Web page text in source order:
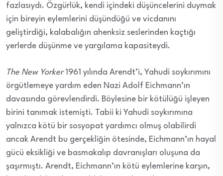
fazlasıydı. Özgürlük, kendi içindeki düşüncelerini duymak
için bireyin eylemlerini düşündüğü ve vicdanını
geliştirdiği, kalabalığın ahenksiz seslerinden kaçtığı
yerlerde düşünme ve yargılama kapasiteydi.
The New Yorker1961 yılında Arendt’i, Yahudi soykırımını
örgütlemeye yardım eden Nazi Adolf Eichmann’ın
davasında görevlendirdi. Böylesine bir kötülüğü işleyen
birini tanımak istemişti. Tabii ki Yahudi soykırımına
yalnızca kötü bir sosyopat yardımcı olmuş olabilirdi
ancak Arendt bu gerçekliğin ötesinde, Eichmann’ın hayal
gücü eksikliği ve basmakalıp davranışları oluşuna da
şaşırmıştı. Arendt, Eichmann’ın kötü eylemlerine karşın,